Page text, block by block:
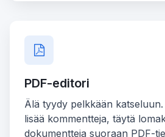
PDF-editori
Älä tyydy pelkkään
lisää kommentteja, täytä
dokumentteja suoraan PDF-